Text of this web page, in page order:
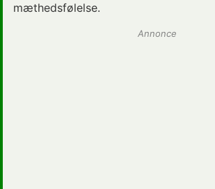
mæthedsfølelse.
Annonce